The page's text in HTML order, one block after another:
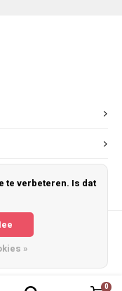
0
Lightspeed
te verbeteren. Is dat
»